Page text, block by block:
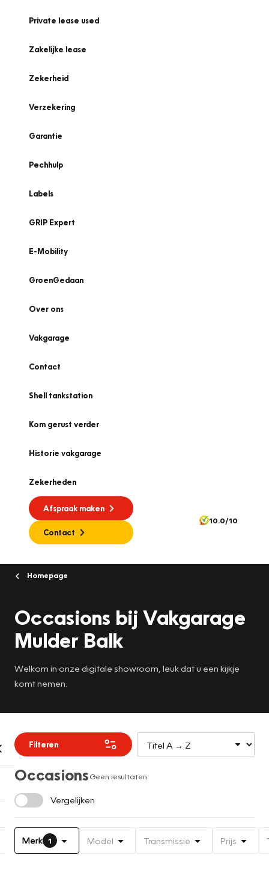
Private lease used
Zakelijke lease
Zekerheid
Verzekering
Garantie
Pechhulp
Labels
GRIP Expert
E-Mobility
GroenGedaan
Over ons
Vakgarage
Contact
Shell tankstation
Kom gerust verder
Historie vakgarage
Zekerheden
Afspraak maken
Contact
10.0/10
Homepage
Occasions bij Vakgarage
Mulder Balk
Welkom in onze digitale showroom, leuk dat u een kijkje
komt nemen.
Filteren
OccasionsGeen resultaten
Vergelijken
Merk 1 Model Transmissie Prijs